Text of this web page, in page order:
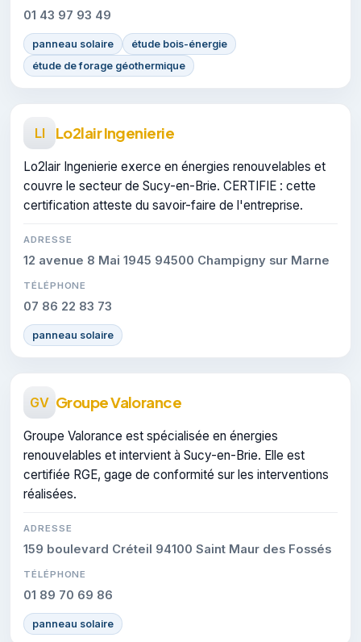
01 43 97 93 49
panneau solaire
étude bois-énergie
étude de forage géothermique
LI Lo2lair Ingenierie
Lo2lair Ingenierie exerce en énergies renouvelables et
couvre le secteur de Sucy-en-Brie. CERTIFIE : cette
certification atteste du savoir-faire de l'entreprise.
ADRESSE
12 avenue 8 Mai 1945 94500 Champigny sur Marne
TÉLÉPHONE
07 86 22 83 73
panneau solaire
GV Groupe Valorance
Groupe Valorance est spécialisée en énergies
renouvelables et intervient à Sucy-en-Brie. Elle est
certifiée RGE, gage de conformité sur les interventions
réalisées.
ADRESSE
159 boulevard Créteil 94100 Saint Maur des Fossés
TÉLÉPHONE
01 89 70 69 86
panneau solaire